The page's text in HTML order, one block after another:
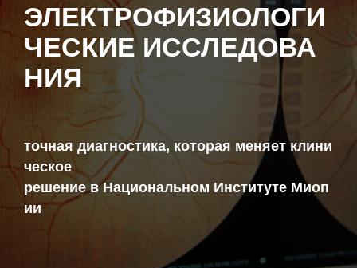
ЭЛЕКТРОФИЗИОЛОГИ
ЧЕСКИЕ ИССЛЕДОВА
НИЯ
точная диагностика, которая меняет клини
ческое
решение в Национальном Институте Миоп
ии